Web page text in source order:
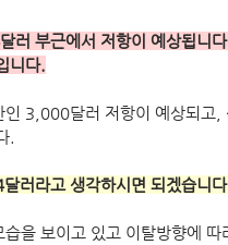
러 부근에서 저항이 예상됩니
니다.
인 3,000달러 저항이 예상되
.
러라고 생각하시면 되겠습니
을 보이고 있고 이탈방향에 따